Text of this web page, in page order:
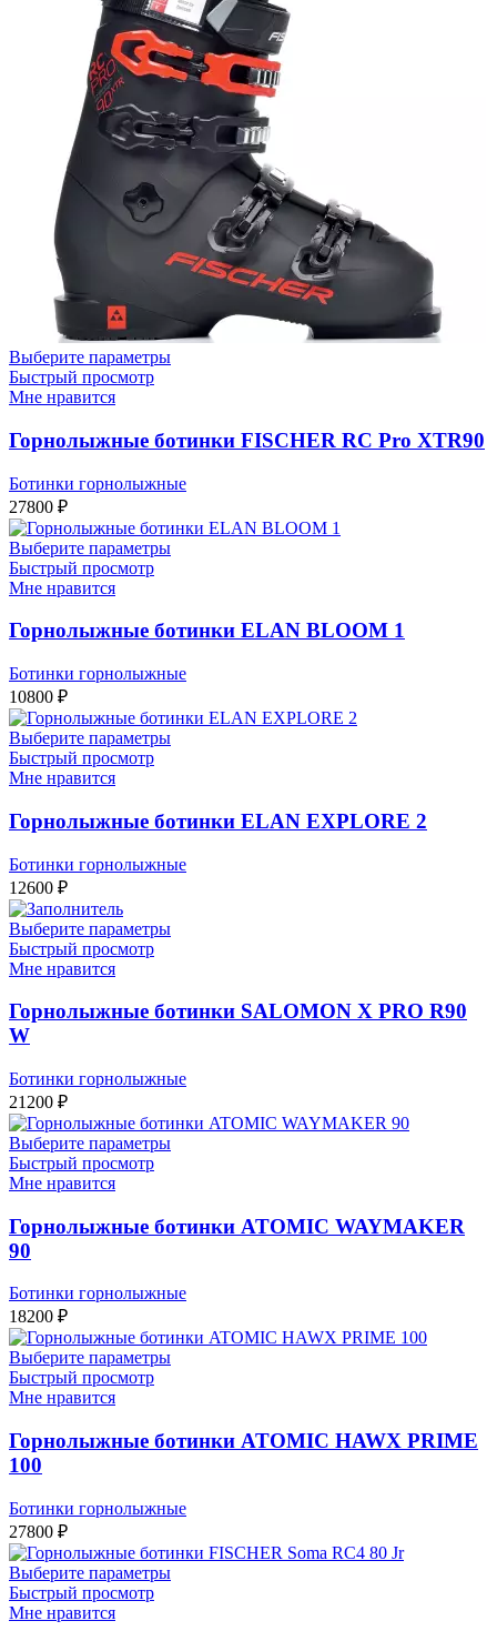
Выберите параметры
Быстрый просмотр
Мне нравится
Горнолыжные ботинки FISCHER RC Pro XTR90
Ботинки горнолыжные
27800 ₽
Выберите параметры
Быстрый просмотр
Мне нравится
Горнолыжные ботинки ELAN BLOOM 1
Ботинки горнолыжные
10800 ₽
Выберите параметры
Быстрый просмотр
Мне нравится
Горнолыжные ботинки ELAN EXPLORE 2
Ботинки горнолыжные
12600 ₽
Выберите параметры
Быстрый просмотр
Мне нравится
Горнолыжные ботинки SALOMON X PRO R90
W
Ботинки горнолыжные
21200 ₽
Выберите параметры
Быстрый просмотр
Мне нравится
Горнолыжные ботинки ATOMIC WAYMAKER
90
Ботинки горнолыжные
18200 ₽
Выберите параметры
Быстрый просмотр
Мне нравится
Горнолыжные ботинки ATOMIC HAWX PRIME
100
Ботинки горнолыжные
27800 ₽
Выберите параметры
Быстрый просмотр
Мне нравится